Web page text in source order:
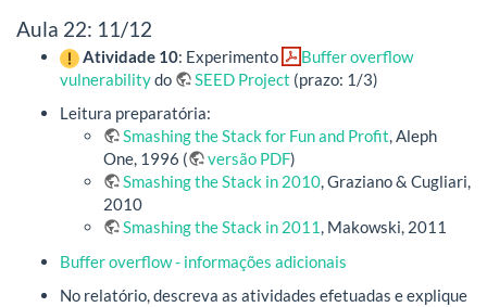
Aula 22: 11/12
Atividade 10: Experimento
Buffer overflow
vulnerabilitydo SEED Project (prazo: 1/3)
Leitura preparatória:
Smashing the Stack for Fun and Profit, Aleph
One, 1996 (
versão PDF)
Smashing the Stack in 2010, Graziano & Cugliari,
2010
Smashing the Stack in 2011, Makowski, 2011
Buffer overflow - informações adicionais
No relatório, descreva as atividades efetuadas e explique